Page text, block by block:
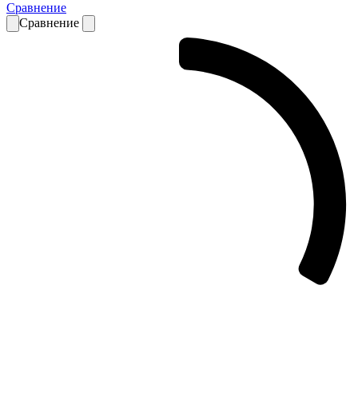
Сравнение
Сравнение